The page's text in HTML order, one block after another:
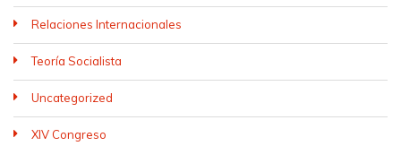
Relaciones Internacionales
Teoría Socialista
Uncategorized
XIV Congreso